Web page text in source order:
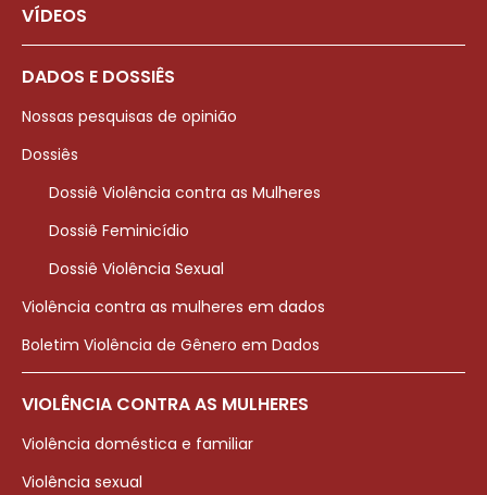
VÍDEOS
DADOS E DOSSIÊS
Nossas pesquisas de opinião
Dossiês
Dossiê Violência contra as Mulheres
Dossiê Feminicídio
Dossiê Violência Sexual
Violência contra as mulheres em dados
Boletim Violência de Gênero em Dados
VIOLÊNCIA CONTRA AS MULHERES
Violência doméstica e familiar
Violência sexual